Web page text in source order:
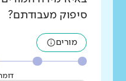
סיפוק מעבודתם?
מורים